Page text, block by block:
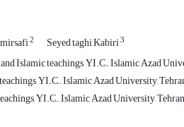
2 Seyed taghi Kabiri3
Islamic teachings, YI.C., Islamic Azad
YI.C., Islamic Azad University,
YI.C., Islamic Azad University,